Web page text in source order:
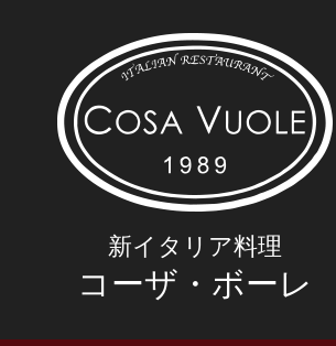
新イタリア料理
コーザ・ボーレ